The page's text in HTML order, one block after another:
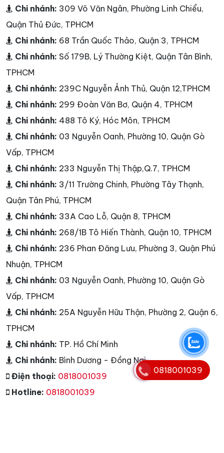
Chi nhánh: 309 Võ Văn Ngân, Phường Linh Chiểu,
Quận Thủ Đức, TPHCM
Chi nhánh: 68 Trần Quốc Thảo, Quận 3, TPHCM
Chi nhánh: Số 179B, Lý Thường Kiệt, Quận Tân Bình,
TPHCM
Chi nhánh: 239C Nguyễn Ảnh Thủ, Quận 12,TPHCM
Chi nhánh: 299 Đoàn Văn Bơ, Quận 4, TPHCM
Chi nhánh: 488 Tô Ký, Hóc Môn, TPHCM
Chi nhánh: 03 Nguyễn Oanh, Phường 10, Quận Gò
Vấp, TPHCM
Chi nhánh: 233 Nguyễn Thị Thập,Q.7, TPHCM
Chi nhánh: 3/11 Trường Chinh, Phường Tây Thạnh,
Quận Tân Phú, TPHCM
Chi nhánh: 33A Cao Lỗ, Quận 8, TPHCM
Chi nhánh: 268/1B Tô Hiến Thành, Quận 10, TPHCM
Chi nhánh: 236 Phan Đăng Lưu, Phường 3, Quận Phú
Nhuận, TPHCM
Chi nhánh: 03 Nguyễn Oanh, Phường 10, Quận Gò
Vấp, TPHCM
Chi nhánh: 25A Nguyễn Hữu Thận, Phường 2, Quận 6,
TPHCM
Chi nhánh: TP. Hồ Chí Minh
Chi nhánh: Bình Dương - Đồng Nai
Điện thoại: 0818001039
Hotline: 0818001039
0818001039